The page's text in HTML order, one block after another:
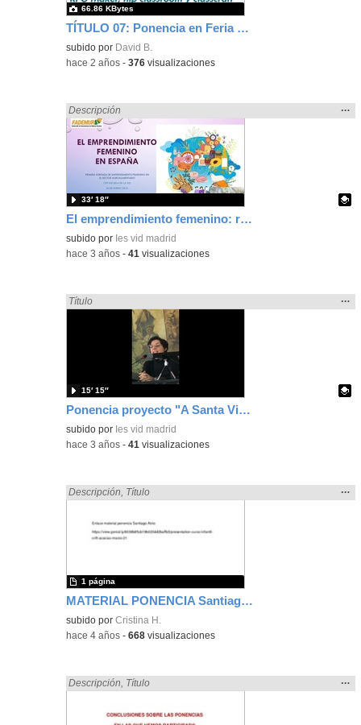
TÍTULO 07: Ponencia en Feria de SIMO, en el Stand de Xenon donde cuento la experiencia como docente en las NNTT
subido por David B.
66.86 KBytes
-hace 2 años -376 visualizaciones
El emprendimiento femenino: retos y recursos
Encontrado «ponencia» en:
Descripción
la
…
Contenido educativo.
subido por Ies vid madrid
33′ 18″
-hace 3 años -41 visualizaciones
Ponencia proyecto "A Santa Viña"
Encontrado «ponencia» en:
Título
la
…
Contenido educativo.
subido por Ies vid madrid
15′ 15″
-hace 3 años -41 visualizaciones
MATERIAL PONENCIA Santiago Atrio
Encontrado «ponencia» en:
Descripción Título
la
…
subido porCristina H.
1 página
-hace 4 años -668 visualizaciones
Encontrado «ponencia» en:
Descripción Título
la
…